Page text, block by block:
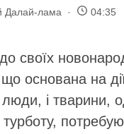
Далай-лама 04:35
своїх
основана на
і тварини,